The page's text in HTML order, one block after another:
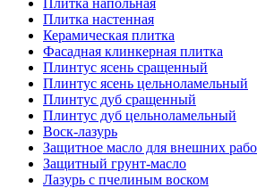
Плитка напольная
Плитка настенная
Керамическая плитка
Фасадная клинкерная плитка
Плинтус ясень сращенный
Плинтус ясень цельноламельный
Плинтус дуб сращенный
Плинтус дуб цельноламельный
Воск-лазурь
Защитное масло для внешних
Защитный грунт-масло
Лазурь с пчелиным воском